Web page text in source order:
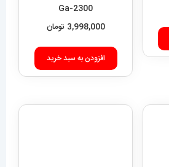
Ga-2300
3,998,000 تومان
افزودن به سبد خرید